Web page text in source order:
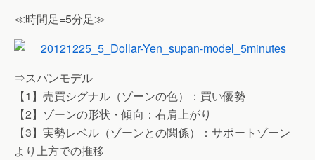
≪時間足=5分足≫
⇒スパンモデル
【1】売買シグナル（ゾーンの色）：買い優勢
【2】ゾーンの形状・傾向：右肩上がり
【3】実勢レベル（ゾーンとの関係）：サポートゾーン
より上方での推移